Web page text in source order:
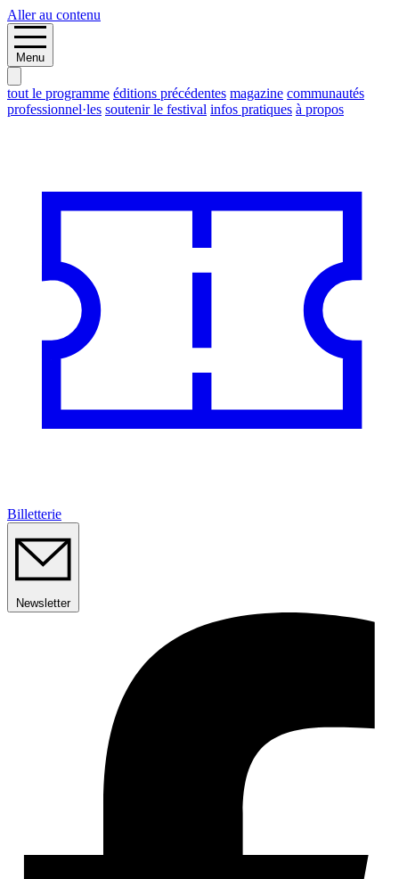
Aller au contenu
Menu
tout le programme éditions précédentes magazine communautés
professionnel·les soutenir le festival infos pratiques à propos
Billetterie
Newsletter